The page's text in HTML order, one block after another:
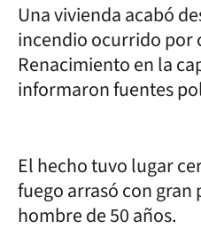
Una vivienda acabó
incendio ocurrido por
Renacimiento en la
informaron fuentes
El hecho tuvo lugar
fuego arrasó con gran
hombre de 50 años.